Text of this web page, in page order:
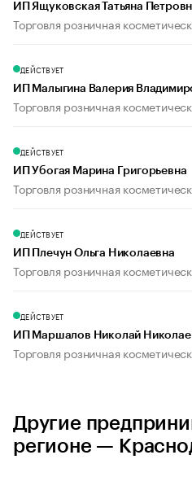
ИП Ящуковская Татьяна
Торговля розничная
ДЕЙСТВУЕТ
ИП Малыгина Валерия
Торговля розничная
ДЕЙСТВУЕТ
ИП Убогая Марина Григорьевна
Торговля розничная
ДЕЙСТВУЕТ
ИП Плечун Ольга Николаевна
Торговля розничная
ДЕЙСТВУЕТ
ИП Маршалов Николай
Торговля розничная
Другие
регионе —